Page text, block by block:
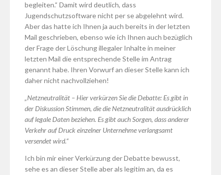
begleiten.“ Damit wird deutlich, dass
Jugendschutzsoftware nicht per se abgelehnt wird.
Aber das hatte ich Ihnen ja auch bereits in der letzten
Mail geschrieben, ebenso wie ich Ihnen auch bezüglich
der Frage der Löschung illegaler Inhalte in meiner
letzten Mail die entsprechende Stelle im Antrag
genannt habe. Ihren Vorwurf an dieser Stelle kann ich
daher nicht nachvollziehen!
„Netzneutralität – Hier verkürzen Sie die Debatte: Es gibt in
der Diskussion Stimmen, die die Netzneutralität ausdrücklich
auf legale Daten beziehen. Es gibt auch Sorgen, dass anderer
Verkehr auf Druck einzelner Unternehme verlangsamt
versendet wird.“
Ich bin mir einer Verkürzung der Debatte bewusst,
sehe es an dieser Stelle aber als legitim an, da es